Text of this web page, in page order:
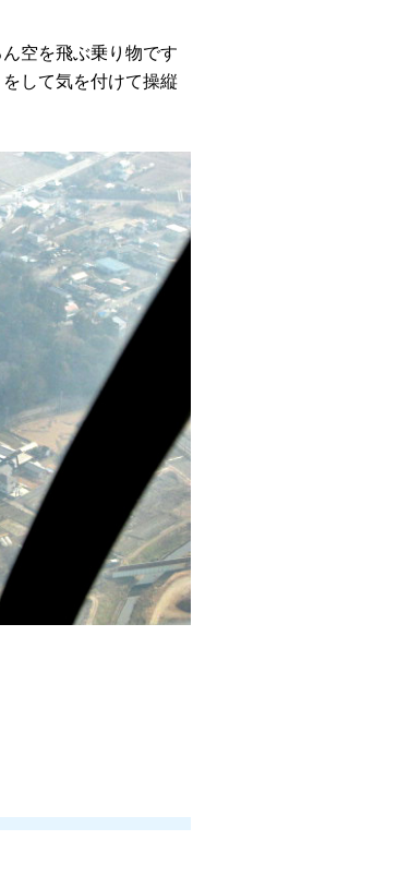
空を飛ぶ乗り物です
して気を付けて操縦